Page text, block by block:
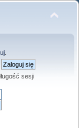
.
sesji